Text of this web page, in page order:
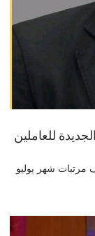
للعاملين
شهر يوليو